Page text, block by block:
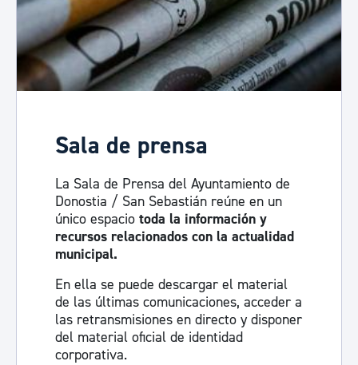
Sala de prensa
La Sala de Prensa del Ayuntamiento de
Donostia / San Sebastián reúne en un
único espacio toda la información y
recursos relacionados con la actualidad
municipal.
En ella se puede descargar el material
de las últimas comunicaciones, acceder a
las retransmisiones en directo y disponer
del material oficial de identidad
corporativa.